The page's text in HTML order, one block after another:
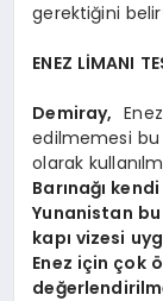
gerektiğini
ENEZ LİMANI
Demiray,
edilmemesi
olarak
Barınağı
Yunanistan
kapı vizesi
Enez için çok